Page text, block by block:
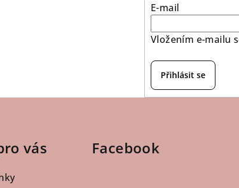
E-mail
Vložením e-mailu
Přihlásit se
vás Facebook